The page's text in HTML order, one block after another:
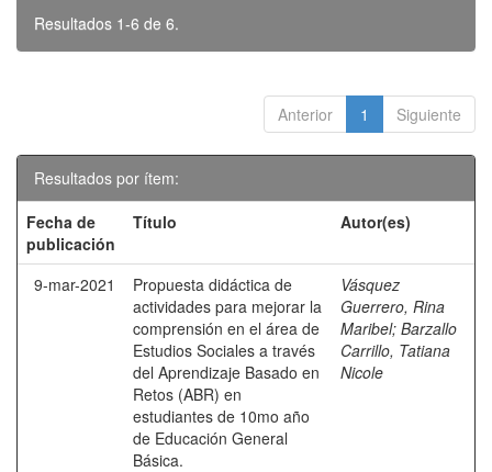
Resultados 1-6 de 6.
Anterior 1 Siguiente
Resultados por ítem:
Fecha de
publicación
Título Autor(es)
9-mar-2021
Propuesta didáctica de
actividades para mejorar la
comprensión en el área de
Estudios Sociales a través
del Aprendizaje Basado en
Retos (ABR) en
estudiantes de 10mo año
de Educación General
Básica.
Vásquez
Guerrero, Rina
Maribel; Barzallo
Carrillo, Tatiana
Nicole